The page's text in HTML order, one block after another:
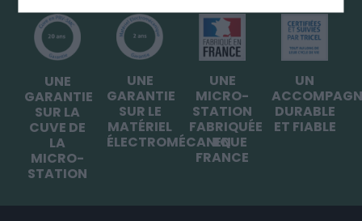
UNE
GARANTIE
SUR LA
CUVE DE
LA
MICRO-
STATION
UNE
GARANTIE
SUR LE
MATÉRIEL
ÉLECTROMÉCANIQUE
UNE
MICRO-
STATION
FABRIQUÉE
EN
FRANCE
UN
DURABLE
ET FIABLE